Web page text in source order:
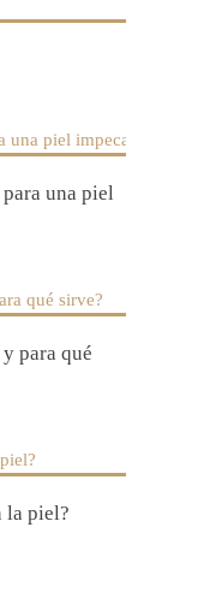
una piel
para qué
la piel?